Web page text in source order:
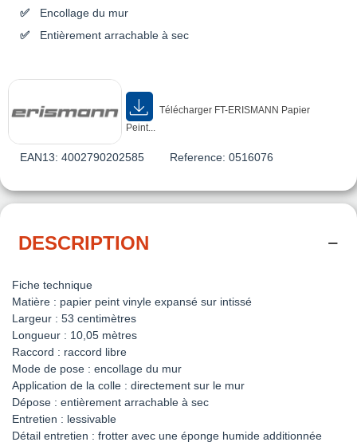
Encollage du mur
Entièrement arrachable à sec
Télécharger FT-ERISMANN Papier
Peint...
EAN13: 4002790202585 Reference: 0516076
DESCRIPTION
Fiche technique
Matière : papier peint vinyle expansé sur intissé
Largeur : 53 centimètres
Longueur : 10,05 mètres
Raccord : raccord libre
Mode de pose : encollage du mur
Application de la colle : directement sur le mur
Dépose : entièrement arrachable à sec
Entretien : lessivable
Détail entretien : frotter avec une éponge humide additionnée